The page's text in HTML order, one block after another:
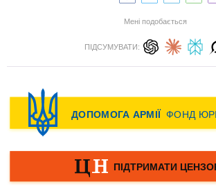
Мені подобається
ПІДСУМУВАТИ: